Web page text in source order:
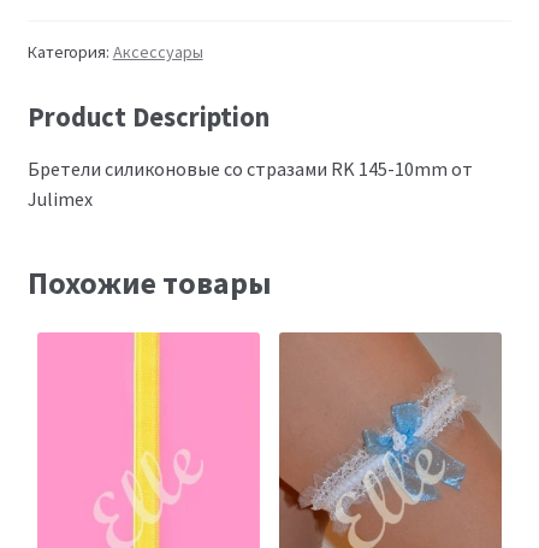
Категория: Аксессуары
Product Description
Бретели силиконовые со стразами RK 145-10mm от
Julimex
Похожие товары